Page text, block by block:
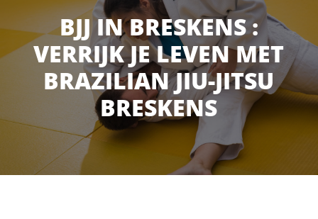
BJJ IN BRESKENS :
VERRIJK JE LEVEN MET
BRAZILIAN JIU-JITSU
BRESKENS